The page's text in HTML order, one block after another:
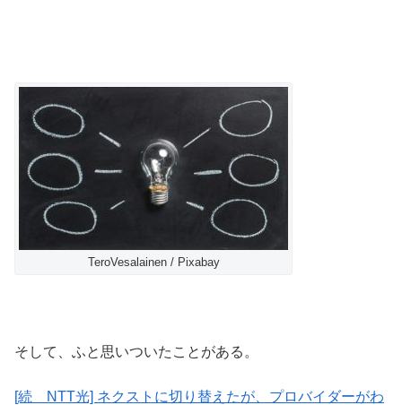
TeroVesalainen / Pixabay
そして、ふと思いついたことがある。
[続 NTT光] ネクストに切り替えたが、プロバイダーがわ